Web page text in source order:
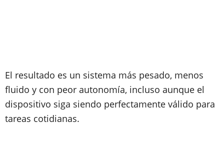
El resultado es un sistema más pesado, menos
fluido y con peor autonomía, incluso aunque el
dispositivo siga siendo perfectamente válido para
tareas cotidianas.